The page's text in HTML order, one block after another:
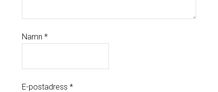
Namn *
E-postadress *